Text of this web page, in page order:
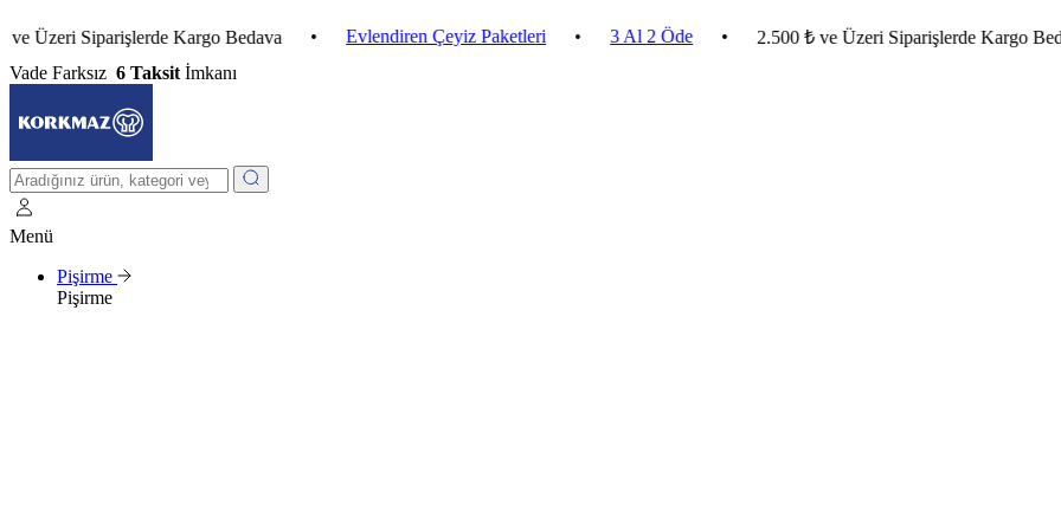
Siparişlerde Kargo Bedava • Evlendiren Çeyiz Paketleri • 3 Al 2 Öde • 2.500 ₺ ve Üzeri Siparişlerde Kargo Bedava
Vade Farksız 6 Taksit İmkanı
Menü
Pişirme
Pişirme